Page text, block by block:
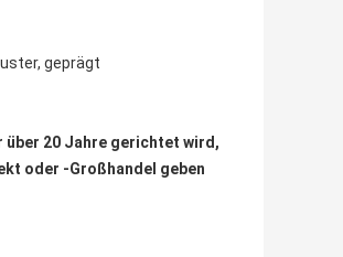
geprägt
über 20 Jahre gerichtet wird,
oder -Großhandel geben